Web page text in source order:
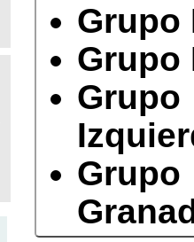
Grupo
Grupo